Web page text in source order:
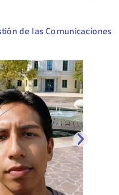
de las Comunicaciones